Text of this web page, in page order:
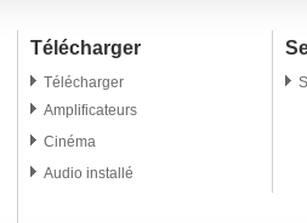
Télécharger
Télécharger
Amplificateurs
Cinéma
Audio installé